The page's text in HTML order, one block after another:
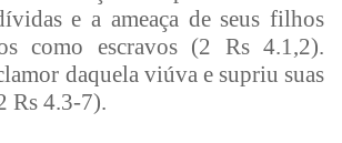
e a ameaça de seus filhos
como escravos (2 Rs 4.1,2).
daquela viúva e supriu suas
Rs 4.3-7).